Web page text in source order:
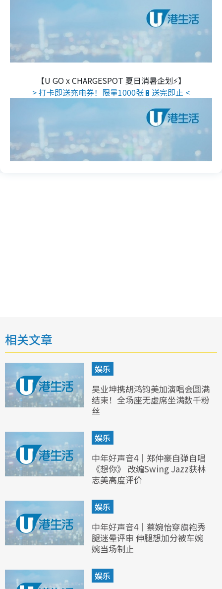
【U GO x CHARGESPOT 夏日消暑企划⚡】
> 打卡即送充电券！限量1000张🔋送完即止 <
相关文章
娱乐
吴业坤携胡鸿钧美加演唱会圆满
结束！全场座无虚席坐满数千粉
丝
娱乐
中年好声音4｜郑仲豪自弹自唱
《想你》 改编Swing Jazz获林
志美高度评价
娱乐
中年好声音4｜蔡婉怡穿旗袍秀
腿迷晕评审 伸腿想加分被车婉
婉当场制止
娱乐